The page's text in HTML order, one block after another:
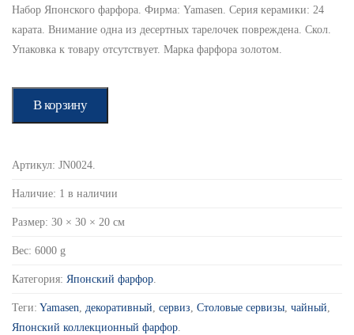
Набор Японского фарфора. Фирма: Yamasen. Серия керамики: 24
карата. Внимание одна из десертных тарелочек повреждена. Скол.
Упаковка к товару отсутствует. Марка фарфора золотом.
В корзину
Артикул: JN0024.
Наличие: 1 в наличии
Размер: 30 × 30 × 20 см
Вес: 6000 g
Категория: Японский фарфор.
Теги: Yamasen, декоративный, сервиз, Столовые сервизы, чайный,
Японский коллекционный фарфор.